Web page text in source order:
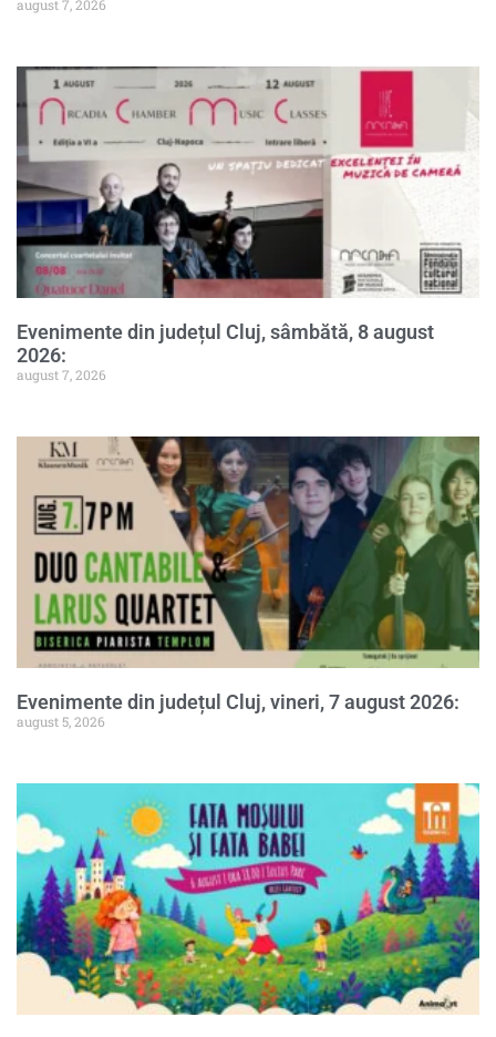
august 7, 2026
Evenimente din județul Cluj, sâmbătă, 8 august
2026:
august 7, 2026
Evenimente din județul Cluj, vineri, 7 august 2026:
august 5, 2026